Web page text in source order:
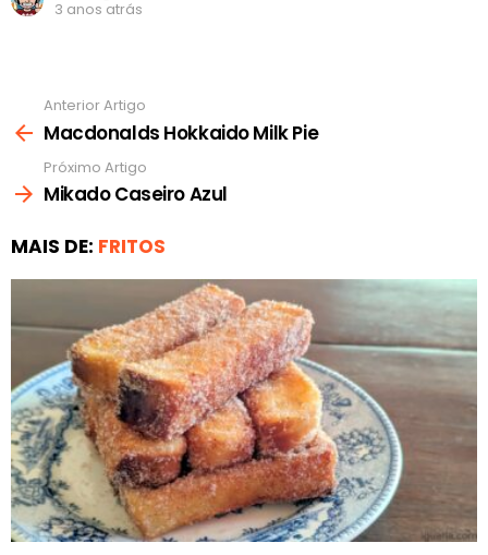
3 anos atrás
mais
Anterior Artigo
Macdonalds Hokkaido Milk Pie
Próximo Artigo
Mikado Caseiro Azul
MAIS DE: FRITOS